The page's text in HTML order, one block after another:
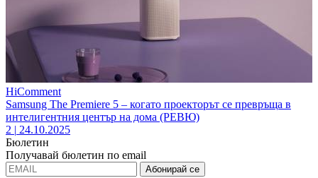
HiComment
Samsung The Premiere 5 – когато проекторът се превръща в
интелигентния център на дома (РЕВЮ)
2 | 24.10.2025
Бюлетин
Получавай бюлетин по email